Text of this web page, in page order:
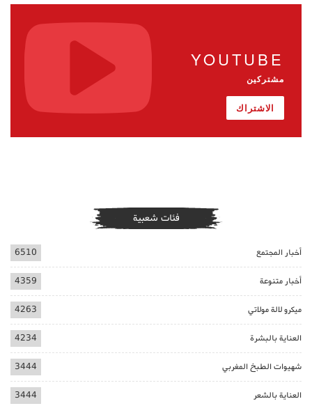
YOUTUBE
مشتركين
الاشتراك
فئات شعبية
أخبار المجتمع 6510
أخبار متنوعة 4359
ميكرو لالة مولاتي 4263
العناية بالبشرة 4234
شهيوات الطبخ المغربي 3444
العناية بالشعر 3444